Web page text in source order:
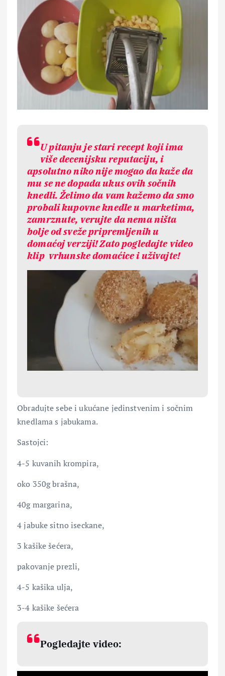
U pitanju je stari recept koji ima
više decenijsku reputaciju, i
apsolutno niko nije mogao da kaže da
mu se ne dopada ukus ovih sočnih
knedli. Želimo da vam kažemo da smo
probali kupovne knedle u marketima,
zamrznute, verujte da nema ništa
bolje od sveže pripremljenih u
domaćoj verziji! Zato pogledajte video
klip vrhunske domaćice i uživajte!
Obradujte sebe i ukućane jedinstvenim i sočnim
knedlama s jabukama.
Sastojci:
4-5 kuvanih krompira,
oko 350g brašna,
40g margarina,
4 jabuke sitno iseckane,
3 kašike šećera,
pakovanje prezli,
4-5 kašika ulja,
3-4 kašike šećera
Pogledajte video: